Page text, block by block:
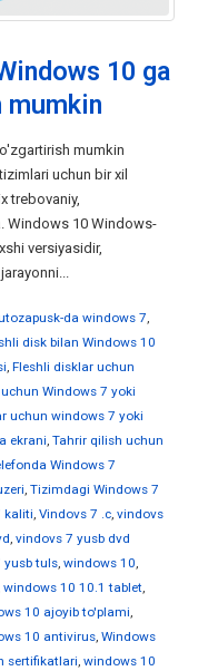
10 ga
mumkin
mumkin
uchun bir xil
trebovaniy,
Windows 10 Windows-
versiyasidir,
da windows 7,
disk bilan Windows 10
, Fleshli disklar uchun
Windows 7 yoki
uchun windows 7 yoki
ekrani, Tahrir qilish uchun
Windows 7
, Tizimdagi Windows 7
kaliti, Vindovs 7 .c, vindovs
, vindovs 7 yusb dvd
yusb tuls, windows 10,
windows 10 10.1 tablet,
10 ajoyib to'plami,
10 antivirus, Windows
sertifikatlari, windows 10